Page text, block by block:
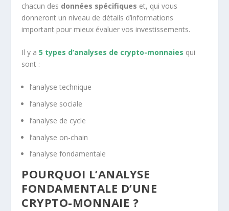
chacun des données spécifiques et, qui vous
donneront un niveau de détails d’informations
important pour mieux évaluer vos investissements.
Il y a5 types d’analyses de crypto-monnaies qui
sont :
l’analyse technique
l’analyse sociale
l’analyse de cycle
l’analyse on-chain
l’analyse fondamentale
POURQUOI L’ANALYSE
FONDAMENTALE D’UNE
CRYPTO-MONNAIE ?